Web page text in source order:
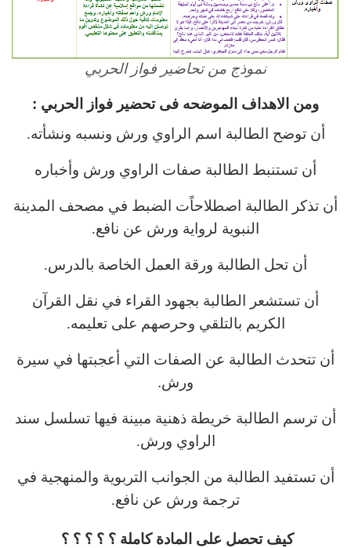
نموذج من تحاضير فواز الحربي
ومن الاهداف الموضحه فى تحضير فواز الحربي :
أن توضح الطالبة اسم الراوي ورش ونسبه ونشأته.
أن تستنبط الطالبة صفات الراوي ورش وأخباره
أن تذكر الطالبة اصطلاحاًت الضبط في مصحف المدينة
النبوية لرواية ورش عن نافع.
أن تحل الطالبة ورقة العمل الخاصة بالدرس.
أن تستشعر الطالبة بجهود القراء في نقل القرآن
الكريم بالتلقي وحرصهم على تعليمه.
أن تتحدث الطالبة عن الصفات التي أعجبتها في سيرة
ورش.
أن ترسم الطالبة خريطة ذهنية مبينة فيها تسلسل سند
الراوي ورش.
أن تستفيد الطالبة من الجوانب التربوية والمنهجية في
ترجمة ورش عن نافع.
كيف تحصل على المادة كاملة ؟ ؟ ؟ ؟ ؟